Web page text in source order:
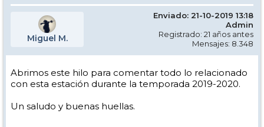
Miguel M.
Enviado: 21-10-2019 13:18
Admin
Registrado: 21 años antes
Mensajes: 8.348
Abrimos este hilo para comentar todo lo relacionado
con esta estación durante la temporada 2019-2020.
Un saludo y buenas huellas.